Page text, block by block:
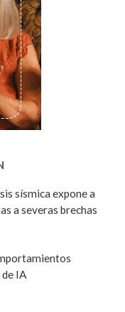
sísmica expone a
a severas brechas
IA